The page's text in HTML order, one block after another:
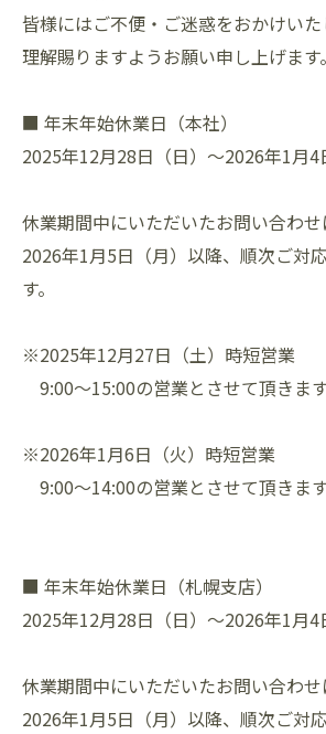
皆様にはご不便・ご迷惑をおかけい
理解賜りますようお願い申し上げます。
■ 年末年始休業日（本社）
2025年12月28日（日）～2026年1月4
休業期間中にいただいたお問い合わせ
2026年1月5日（月）以降、順次ご対
す。
※2025年12月27日（土）時短営業
9:00～15:00の営業とさせて頂きます
※2026年1月6日（火）時短営業
9:00～14:00の営業とさせて頂きます
■ 年末年始休業日（札幌支店）
2025年12月28日（日）～2026年1月4
休業期間中にいただいたお問い合わせ
2026年1月5日（月）以降、順次ご対